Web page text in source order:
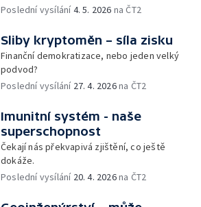
Poslední vysílání4. 5. 2026 na ČT2
Sliby kryptoměn – síla zisku
Finanční demokratizace, nebo jeden velký
podvod?
Poslední vysílání 27. 4. 2026na ČT2
Imunitní systém - naše
superschopnost
Čekají nás překvapivá zjištění, co ještě
dokáže.
Poslední vysílání 20. 4. 2026na ČT2